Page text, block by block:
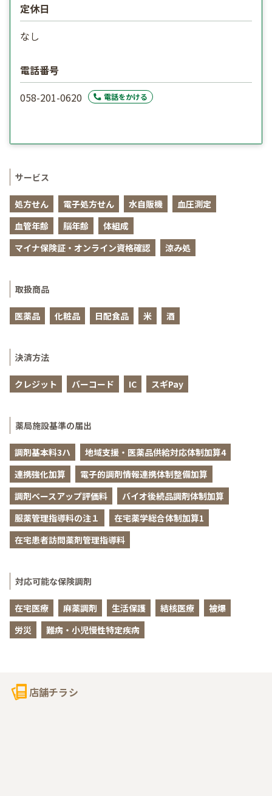
定休日
なし
電話番号
058-201-0620
電話をかける
サービス
処方せん 電子処方せん 水自販機
血圧測定
血管年齢
脳年齢
体組成
マイナ保険証・オンライン資格確認
涼み処
取扱商品
医薬品 化粧品 日配食品 米 酒
決済方法
クレジット バーコード IC スギPay
薬局施設基準の届出
調剤基本料3ハ
地域支援・医薬品供給対応体制加算4
連携強化加算
電子的調剤情報連携体制整備加算
調剤ベースアップ評価料
バイオ後続品調剤体制加算
服薬管理指導料の注１
在宅薬学総合体制加算1
在宅患者訪問薬剤管理指導料
対応可能な保険調剤
在宅医療 麻薬調剤 生活保護 結核医療
被爆
労災
難病・小児慢性特定疾病
店舗チラシ